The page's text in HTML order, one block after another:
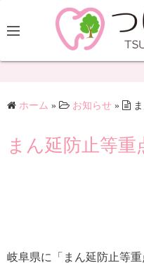
ホーム » お知らせ »
まん延防止等重
岐阜県に「まん延防止等